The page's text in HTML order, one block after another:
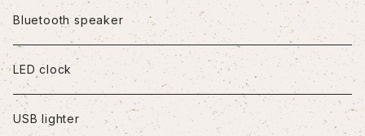
iPhoneX/XS
iPhoneXR
iPhoneXS Max
Bluetooth speaker
LED clock
USB lighter